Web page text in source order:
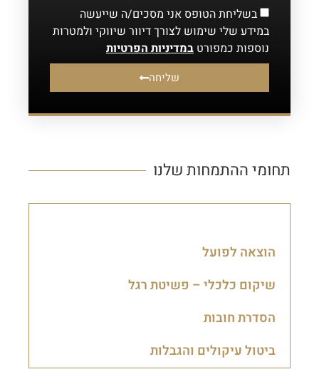
בשליחת הטופס אני מסכים/ה שייעשה
במידע שלי שימוש לצורך דיוור שיווקי ולמטרות
נוספות כמפורט במדיניות הפרטיות
שליחה
תחומי ההתמחות שלנו
הוצאה לפועל
שיקום כלכלי – פשיטת רגל
הסדרת חובות
ביטול עיקולים והגבלות